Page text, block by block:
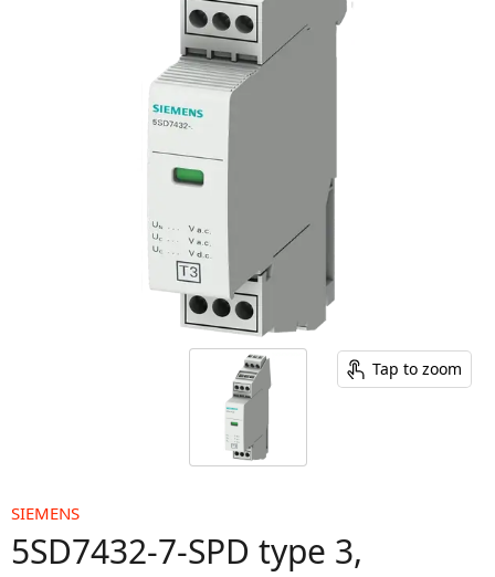
Tap to zoom
SIEMENS
5SD7432-7-SPD type 3,